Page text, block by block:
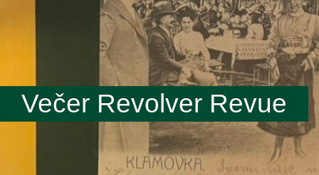
Večer Revolver Revue